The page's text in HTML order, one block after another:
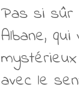
Pas si sûr
Albane,
avec le